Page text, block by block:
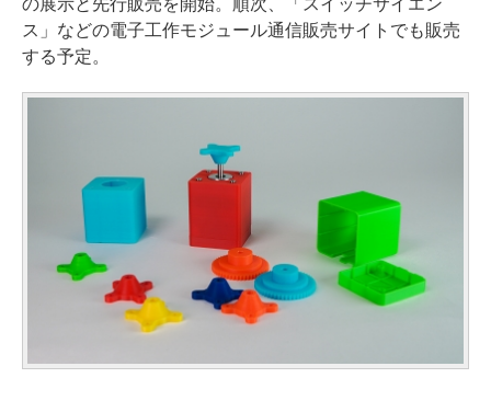
ス」などの電子工作モジュール通信販売サイトでも販売
する予定。